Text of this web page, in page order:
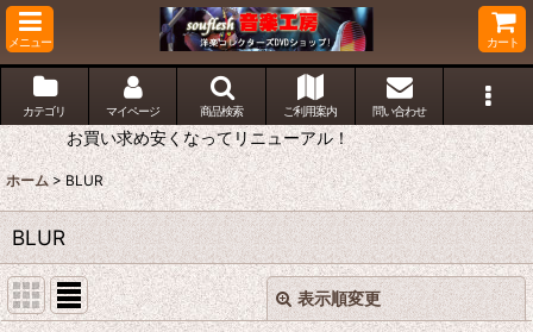
メニュー カート
カテゴリ マイページ 商品検索 ご利用案内 問い合わせ
お買い求め安くなってリニューアル！
ホーム > BLUR
BLUR
表示順変更 閉じる